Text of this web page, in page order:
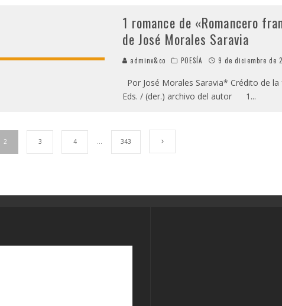
1 romance de «Romancero
de José Morales Saravia
adminv&co POESÍA 9 de diciembre de
Por José Morales Saravia* Crédito de
Eds. / (der.) archivo del autor 1 ...
2 3 4 … 343